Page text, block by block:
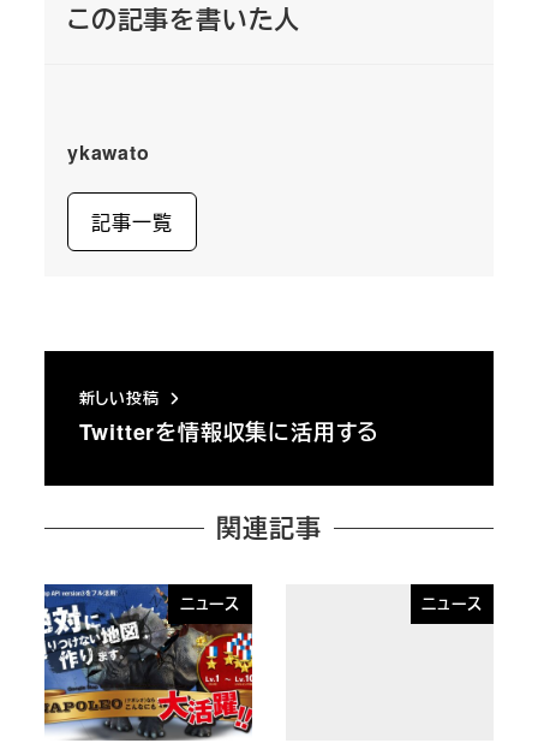
この記事を書いた人
ykawato
記事一覧
新しい投稿
Twitterを情報収集に活用する
関連記事
ニュース ニュース